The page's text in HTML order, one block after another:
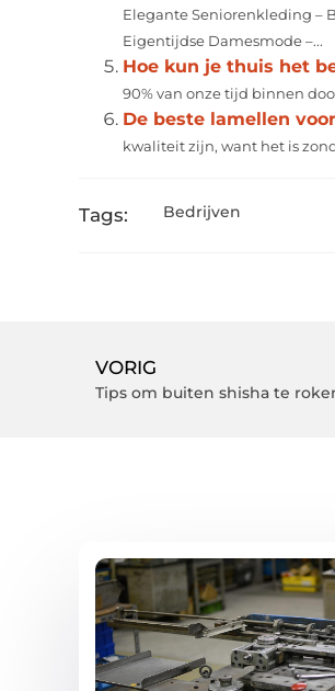
Elegante Seniorenkleding –
Eigentijdse Damesmode –...
Hoe kun je thuis het
90% van onze tijd binnen
De beste lamellen
kwaliteit zijn, want het is
Tags: Bedrijven
VORIG
Tips om buiten shisha te